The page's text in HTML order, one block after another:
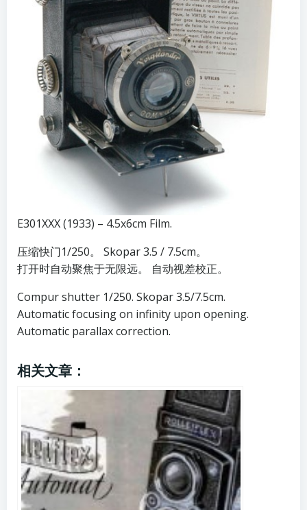
E301XXX (1933) – 4.5x6cm Film.
压缩快门1/250。 Skopar 3.5 / 7.5cm。
打开时自动聚焦于无限远。 自动视差校正。
Compur shutter 1/250. Skopar 3.5/7.5cm.
Automatic focusing on infinity upon opening.
Automatic parallax correction.
相关文章：